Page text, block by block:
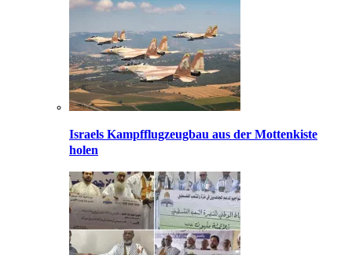
Israels Kampfflugzeugbau aus der Mottenkiste
holen